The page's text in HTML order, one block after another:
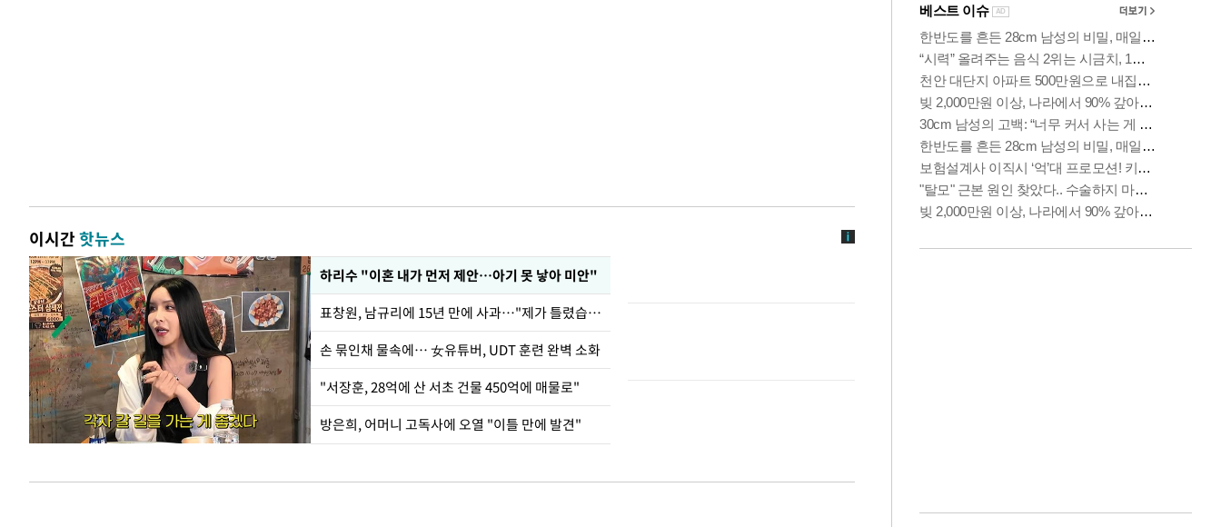
이시간핫뉴스
하리수 "이혼 내가 먼저 제안…아기 못 낳아 미안"
표창원, 남규리에 15년 만에 사과…"제가 틀렸습니다"
손 묶인채 물속에… 女유튜버, UDT 훈련 완벽 소화
"서장훈, 28억에 산 서초 건물 450억에 매물로"
방은희, 어머니 고독사에 오열 "이틀 만에 발견"